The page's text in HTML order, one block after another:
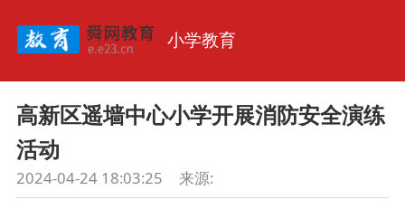
小学教育
高新区遥墙中心小学开展消防安全演练
活动
2024-04-24 18:03:25 来源: